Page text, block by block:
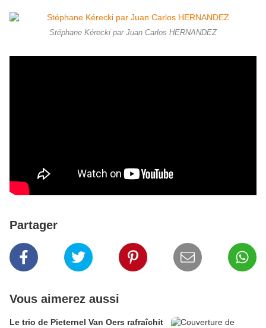
Stéphane Kérecki par Juan Carlos HERNANDEZ
Partager
Vous aimerez aussi
Le trio de Pieternel Van Oers rafraîchit